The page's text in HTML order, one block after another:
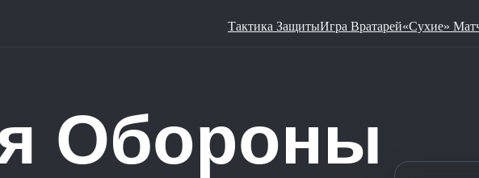
Тактика ЗащитыИгра Вратарей«Сухие»